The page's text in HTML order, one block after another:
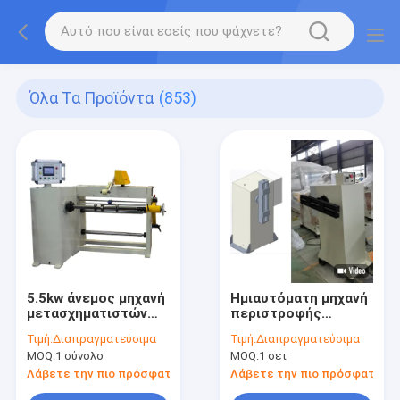
Όλα Τα Προϊόντα (853)
5.5kw άνεμος μηχανή
μετασχηματιστών
κουρδιστηριών
καλωδίων μηχανών
Drive
Τιμή:Διαπραγματεύσιμα
MOQ:1 σύνολο
Λάβετε την πιο πρόσφατη τιμή
Ημιαυτόματη μηχανή
περιστροφής
ρυθμιζόμενο
καλούπι, ισχύ
περιστροφής 3KW
και ταχύτητα
Τιμή:Διαπραγματεύσιμα
MOQ:1 σετ
Λάβετε την πιο πρόσφατη